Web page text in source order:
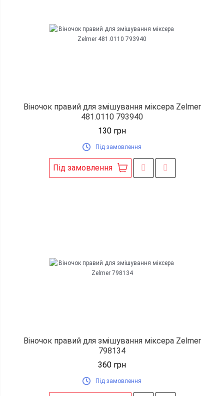
Віночок правий для змішування міксера Zelmer
481.0110 793940
130 грн
Під замовлення
Під замовлення
Віночок правий для змішування міксера Zelmer
798134
360 грн
Під замовлення